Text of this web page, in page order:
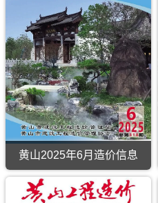
黄山2025年6月造价信息